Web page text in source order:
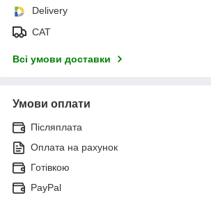
Delivery
САТ
Всі умови доставки
Умови оплати
Післяплата
Оплата на рахунок
Готівкою
PayPal